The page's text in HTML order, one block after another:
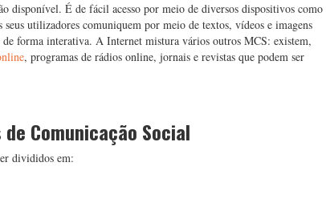
disponível. É de fácil acesso por meio de diversos dispositivos como
utilizadores comuniquem por meio de textos, vídeos e imagens
forma interativa. A Internet mistura vários outros MCS: existem,
, programas de rádios online, jornais e revistas que podem ser
Comunicação Social
divididos em: